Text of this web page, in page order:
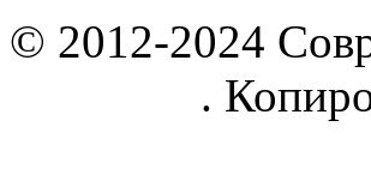
© 2012-2024
.